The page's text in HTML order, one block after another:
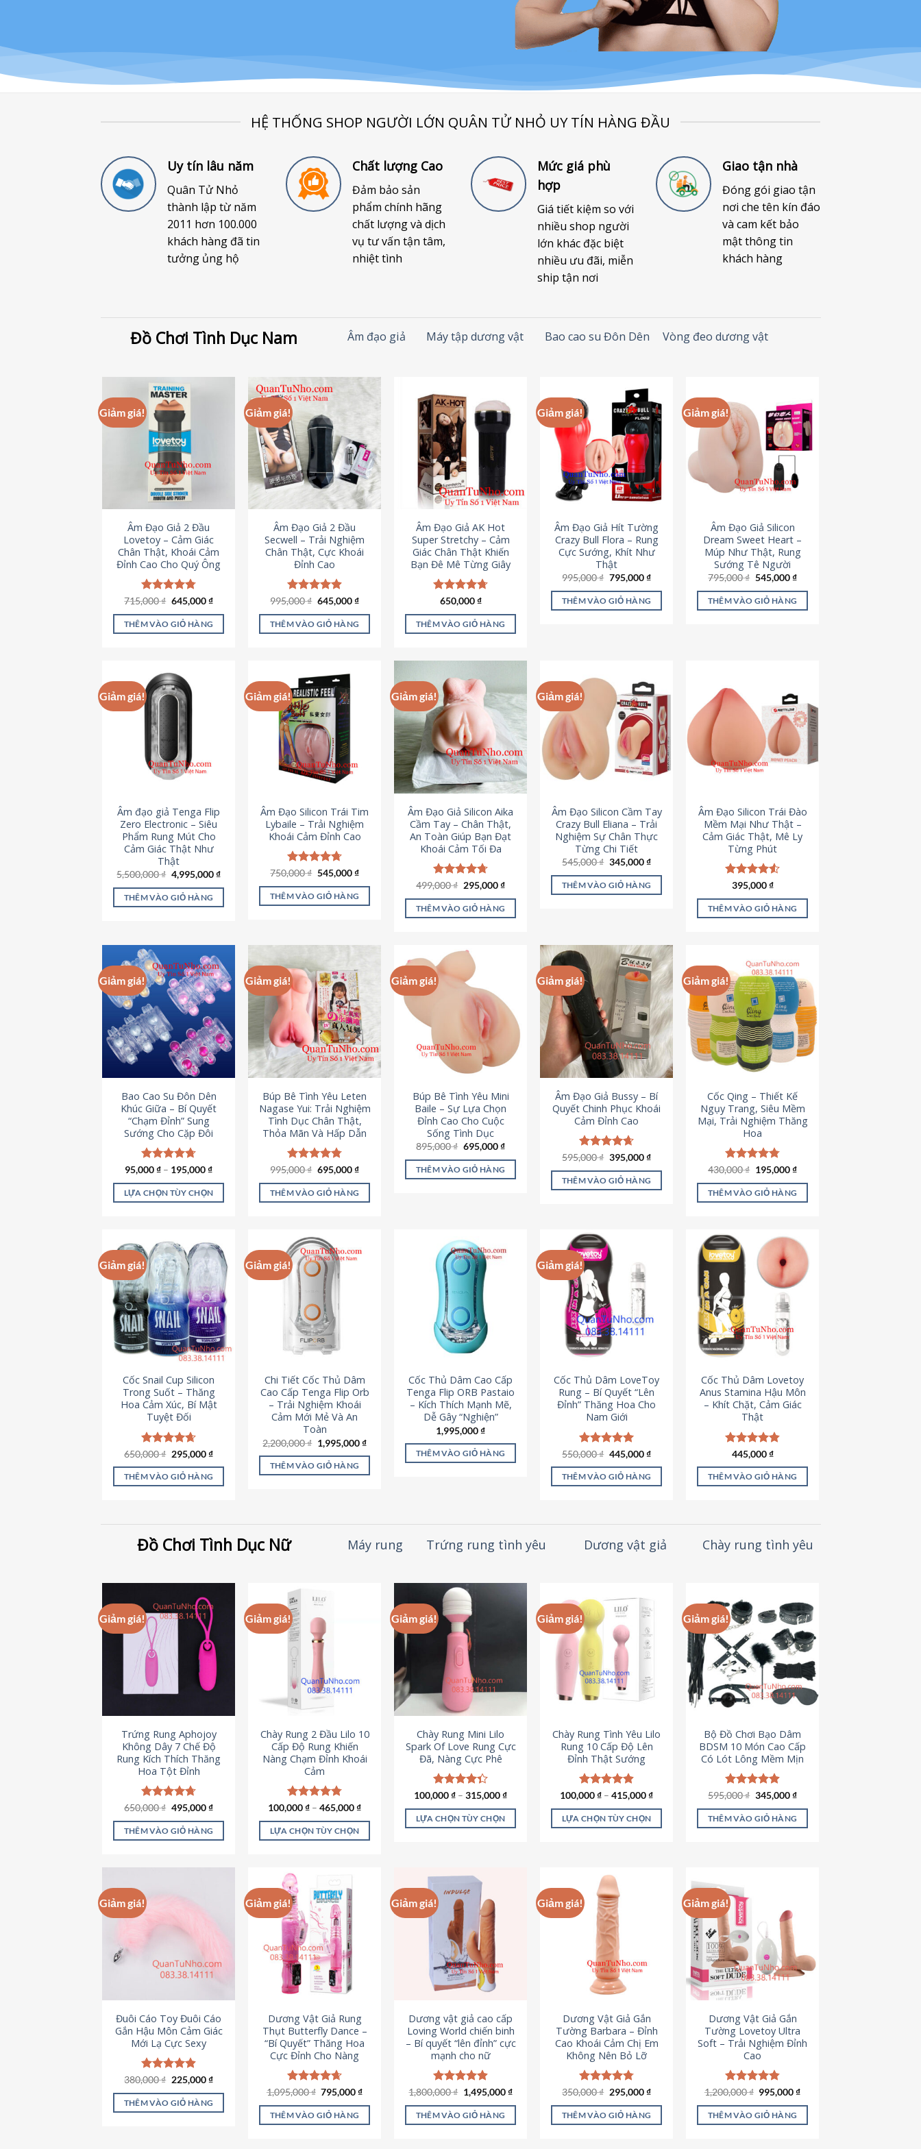
HỆ THỐNG SHOP NGƯỜI LỚN QUÂN TỬ NHỎ UY TÍN HÀNG ĐẦU
Uy tín lâu năm
Quân Tử Nhỏ
thành lập từ năm
2011 hơn 100.000
khách hàng đã tin
tưởng ủng hộ
Chất lượng Cao
Đảm bảo sản
phẩm chính hãng
chất lượng và dịch
vụ tư vấn tận tâm,
nhiệt tình
Mức giá phù
hợp
Giá tiết kiệm so với
nhiều shop người
lớn khác đặc biệt
nhiều ưu đãi, miễn
ship tận nơi
Giao tận nhà
Đóng gói giao tận
nơi che tên kín đáo
và cam kết bảo
mật thông tin
khách hàng
Đồ Chơi Tình Dục Nam Âm đạo giả Máy tập dương vật Bao cao su Đôn Dên Vòng đeo dương vật
Giảm giá!
Âm Đạo Giả 2 Đầu
Lovetoy – Cảm Giác
Chân Thật, Khoái Cảm
Đỉnh Cao Cho Quý Ông
Được xếp
hạng4.79
5 sao
715,000₫ Giá
là:
715,000 ₫.
645,000₫Giá
tại
là:
THÊM VÀO GIỎ HÀNG
Giảm giá!
Âm Đạo Giả 2 Đầu
Secwell – Trải Nghiệm
Chân Thật, Cực Khoái
Đỉnh Cao
Được xếp
hạng4.88
5 sao
995,000₫ Giá
là:
995,000 ₫.
645,000₫Giá
tại
là:
THÊM VÀO GIỎ HÀNG
Âm Đạo Giả AK Hot
Super Stretchy – Cảm
Giác Chân Thật Khiến
Bạn Đê Mê Từng Giây
Được xếp
hạng4.75
5 sao
650,000₫
THÊM VÀO GIỎ HÀNG
Giảm giá!
Âm Đạo Giả Hít Tường
Crazy Bull Flora – Rung
Cực Sướng, Khít Như
Thật
995,000₫ Giá
là:
995,000 ₫.
795,000₫Giá
tại
là:
THÊM VÀO GIỎ HÀNG
Giảm giá!
Âm Đạo Giả Silicon
Dream Sweet Heart –
Múp Như Thật, Rung
Sướng Tê Người
795,000₫ Giá
là:
795,000 ₫.
545,000₫Giá
tại
là:
THÊM VÀO GIỎ HÀNG
Giảm giá!
Âm đạo giả Tenga Flip
Zero Electronic – Siêu
Phẩm Rung Mút Cho
Cảm Giác Thật Như
Thật
5,500,000₫ Giá
gốc
là:
5,500,000 ₫.
4,995,000₫Giá
tại
THÊM VÀO GIỎ HÀNG
Giảm giá!
Âm Đạo Silicon Trái Tim
Lybaile – Trải Nghiệm
Khoái Cảm Đỉnh Cao
Được xếp
5 sao
750,000₫ Giá
là:
750,000 ₫.
545,000₫Giá
tại
là:
THÊM VÀO GIỎ HÀNG
Giảm giá!
Âm Đạo Giả Silicon Aika
Cầm Tay – Chân Thật,
An Toàn Giúp Bạn Đạt
Khoái Cảm Tối Đa
Được xếp
5 sao
499,000₫ Giá
là:
499,000 ₫.
295,000₫Giá
tại
là:
THÊM VÀO GIỎ HÀNG
Giảm giá!
Âm Đạo Silicon Cầm Tay
Crazy Bull Eliana – Trải
Nghiệm Sự Chân Thực
Từng Chi Tiết
545,000₫ Giá
là:
545,000 ₫.
345,000₫Giá
tại
là:
THÊM VÀO GIỎ HÀNG
Âm Đạo Silicon Trái Đào
Mềm Mại Như Thật –
Cảm Giác Thật, Mê Ly
Từng Phút
Được xếp
5 sao
395,000₫
THÊM VÀO GIỎ HÀNG
Giảm giá!
Bao Cao Su Đôn Dên
Khúc Giữa – Bí Quyết
“Chạm Đỉnh” Sung
Sướng Cho Cặp Đôi
Được xếp
5 sao
95,000₫ – 195,000₫
LỰA CHỌN TÙY CHỌN
này
có
nhiều
biến
thể.
Các
tùy
chọn
thể
được
chọn
trên
trang
phẩm
Giảm giá!
Búp Bê Tình Yêu Leten
Nagase Yui: Trải Nghiệm
Tình Dục Chân Thật,
Thỏa Mãn Và Hấp Dẫn
Được xếp
5 sao
995,000₫ Giá
là:
995,000 ₫.
695,000₫Giá
tại
là:
THÊM VÀO GIỎ HÀNG
Giảm giá!
Búp Bê Tình Yêu Mini
Baile – Sự Lựa Chọn
Đỉnh Cao Cho Cuộc
Sống Tình Dục
895,000₫ Giá
là:
895,000 ₫.
695,000₫Giá
tại
là:
THÊM VÀO GIỎ HÀNG
Giảm giá!
Âm Đạo Giả Bussy – Bí
Quyết Chinh Phục Khoái
Cảm Đỉnh Cao
Được xếp
5 sao
595,000₫ Giá
là:
595,000 ₫.
395,000₫Giá
tại
là:
THÊM VÀO GIỎ HÀNG
Giảm giá!
Cốc Qing – Thiết Kế
Ngụy Trang, Siêu Mềm
Mại, Trải Nghiệm Thăng
Hoa
Được xếp
5 sao
430,000₫ Giá
là:
430,000 ₫.
195,000₫Giá
tại
là:
THÊM VÀO GIỎ HÀNG
Giảm giá!
Cốc Snail Cup Silicon
Trong Suốt – Thăng
Hoa Cảm Xúc, Bí Mật
Tuyệt Đối
Được xếp
hạng4.69
5 sao
650,000₫ Giá
là:
650,000 ₫.
295,000₫Giá
tại
là:
THÊM VÀO GIỎ HÀNG
Giảm giá!
Chi Tiết Cốc Thủ Dâm
Cao Cấp Tenga Flip Orb
– Trải Nghiệm Khoái
Cảm Mới Mẻ Và An
Toàn
2,200,000₫ Giá
gốc
là:
2,200,000 ₫.
1,995,000₫Giá
THÊM VÀO GIỎ HÀNG
Cốc Thủ Dâm Cao Cấp
Tenga Flip ORB Pastaio
– Kích Thích Mạnh Mẽ,
Dễ Gây “Nghiện”
1,995,000₫
THÊM VÀO GIỎ HÀNG
Giảm giá!
Cốc Thủ Dâm LoveToy
Rung – Bí Quyết “Lên
Đỉnh” Thăng Hoa Cho
Nam Giới
Được xếp
hạng5.00
5 sao
550,000₫ Giá
là:
550,000 ₫.
445,000₫Giá
tại
là:
THÊM VÀO GIỎ HÀNG
Cốc Thủ Dâm Lovetoy
Anus Stamina Hậu Môn
– Khít Chặt, Cảm Giác
Thật
Được xếp
hạng4.84
5 sao
445,000₫
THÊM VÀO GIỎ HÀNG
Đồ Chơi Tình Dục Nữ Máy rung Trứng rung tình yêu Dương vật giả Chày rung tình yêu
Giảm giá!
Trứng Rung Aphojoy
Không Dây 7 Chế Độ
Rung Kích Thích Thăng
Hoa Tột Đỉnh
Được xếp
5 sao
650,000₫ Giá
là:
650,000 ₫.
495,000₫Giá
tại
là:
THÊM VÀO GIỎ HÀNG
Giảm giá!
Chày Rung 2 Đầu Lilo 10
Cấp Độ Rung Khiến
Nàng Chạm Đỉnh Khoái
Cảm
Được xếp
5 sao
100,000₫ – 465,000₫
LỰA CHỌN TÙY CHỌN
có
nhiều
biến
thể.
Các
tùy
chọn
thể
được
chọn
trên
trang
phẩm
Giảm giá!
Chày Rung Mini Lilo
Spark Of Love Rung Cực
Đã, Nàng Cực Phê
Được xếp
5 sao
100,000₫ – 315,000₫
LỰA CHỌN TÙY CHỌN
nhiều
thể.
Các
tùy
chọn
được
chọn
trên
trang
sản
phẩm
Giảm giá!
Chày Rung Tình Yêu Lilo
Rung 10 Cấp Độ Lên
Đỉnh Thật Sướng
Được xếp
5 sao
100,000₫ – 415,000₫
LỰA CHỌN TÙY CHỌN
có
nhiều
biến
thể.
Các
tùy
chọn
có
được
chọn
trên
trang
sản
phẩm
Giảm giá!
Bộ Đồ Chơi Bạo Dâm
BDSM 10 Món Cao Cấp
Có Lót Lông Mềm Mịn
Được xếp
5 sao
595,000₫ Giá
là:
595,000 ₫.
345,000₫Giá
tại
là:
THÊM VÀO GIỎ HÀNG
Giảm giá!
Đuôi Cáo Toy Đuôi Cáo
Gắn Hậu Môn Cảm Giác
Mới Lạ Cực Sexy
Được xếp
5 sao
380,000₫ Giá
là:
380,000 ₫.
225,000₫Giá
tại
là:
THÊM VÀO GIỎ HÀNG
Giảm giá!
Dương Vật Giả Rung
Thụt Butterfly Dance –
“Bí Quyết” Thăng Hoa
Cực Đỉnh Cho Nàng
Được xếp
5 sao
1,095,000₫ Giá
là:
1,095,000 ₫.
795,000₫Giá
tại
THÊM VÀO GIỎ HÀNG
Giảm giá!
Dương vật giả cao cấp
Loving World chiến binh
– Bí quyết “lên đỉnh” cực
mạnh cho nữ
Được xếp
5 sao
1,800,000₫ Giá
gốc
là:
1,800,000 ₫.
1,495,000₫Giá
tại
THÊM VÀO GIỎ HÀNG
Giảm giá!
Dương Vật Giả Gắn
Tường Barbara – Đỉnh
Cao Khoái Cảm Chị Em
Không Nên Bỏ Lỡ
Được xếp
5 sao
350,000₫ Giá
là:
350,000 ₫.
295,000₫Giá
tại
là:
THÊM VÀO GIỎ HÀNG
Giảm giá!
Dương Vật Giả Gắn
Tường Lovetoy Ultra
Soft – Trải Nghiệm Đỉnh
Cao
Được xếp
5 sao
1,200,000₫ Giá
là:
1,200,000 ₫.
995,000₫Giá
tại
THÊM VÀO GIỎ HÀNG